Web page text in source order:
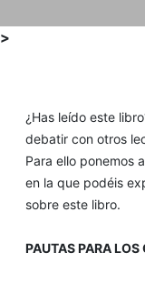
>
¿Has leído este
debatir con otros
Para ello ponemos
en la que podéis
sobre este libro.
PAUTAS PARA